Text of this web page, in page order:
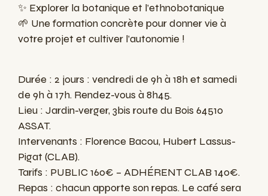
✨ Explorer la botanique et l’ethnobotanique
🌱 Une formation concrète pour donner vie à
votre projet et cultiver l’autonomie !
Durée : 2 jours : vendredi de 9h à 18h et samedi
de 9h à 17h. Rendez-vous à 8h45.
Lieu : Jardin-verger, 3bis route du Bois 64510
ASSAT.
Intervenants : Florence Bacou, Hubert Lassus-
Pigat (CLAB).
Tarifs : PUBLIC 160€ – ADHÉRENT CLAB 140€.
Repas : chacun apporte son repas. Le café sera